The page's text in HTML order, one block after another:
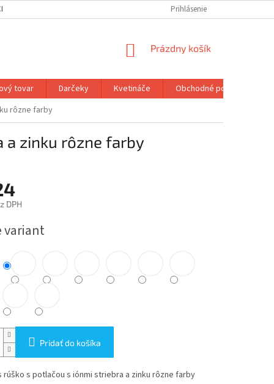
ÚDAJOV Prihlásenie
NÁKUPNÝ
Prázdny košík
tovar Darčeky Kvetináče
Obchodné podmienky
rôzne farby
a zinku rôzne farby
DPH
variant
Pridať do košíka
rúško s potlačou s iónmi striebra a zinku rôzne farby